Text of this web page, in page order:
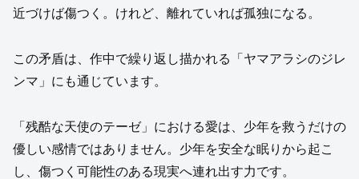
近づけば傷つく。けれど、離れていれば孤独になる。
この矛盾は、作中で繰り返し描かれる「ヤマアラシのジレ
ンマ」にも通じています。
「残酷な天使のテーゼ」における愛は、少年を救うだけの
優しい感情ではありません。少年を安全な眠りから起こ
し、傷つく可能性のある現実へ連れ出す力です。